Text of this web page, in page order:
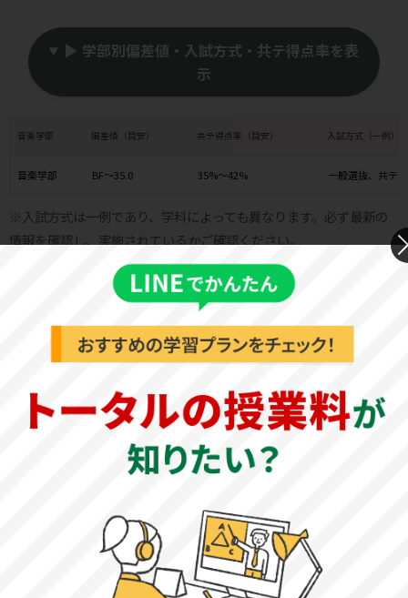
▶ 学部別偏差値・入試方式・共テ得点率を表
示
音楽学部 偏差値（目安） 共テ得点率（目安） 入試方式（一例）
音楽学部 BF〜35.0 35%〜42% 一般選抜、共テ
※入試方式は一例であり、学科によっても異なります。必ず最新の
情報を確認し、実施されているかご確認ください。
昭和音楽大学 基本情報
基本情報
公式サイト
昭和音楽大学 公式サイト
教育理念（建学の精神）